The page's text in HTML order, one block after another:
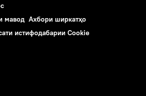
мавод Ахбори ширкатҳо
истифодабарии Cookie